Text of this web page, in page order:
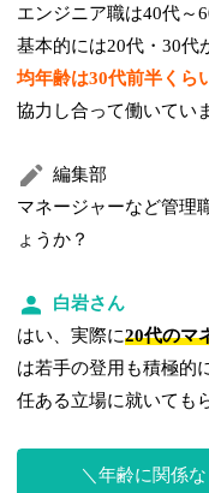
エンジニア職は40代～
基本的には20代・30代
均年齢は30代前半くら
協力し合って働いてい
編集部
マネージャーなど管理
ょうか？
白岩さん
はい、実際に20代のマ
は若手の登用も積極的
任ある立場に就いても
年齢に関係